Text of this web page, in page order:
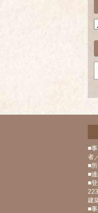
■
者
■
■
■
建
■